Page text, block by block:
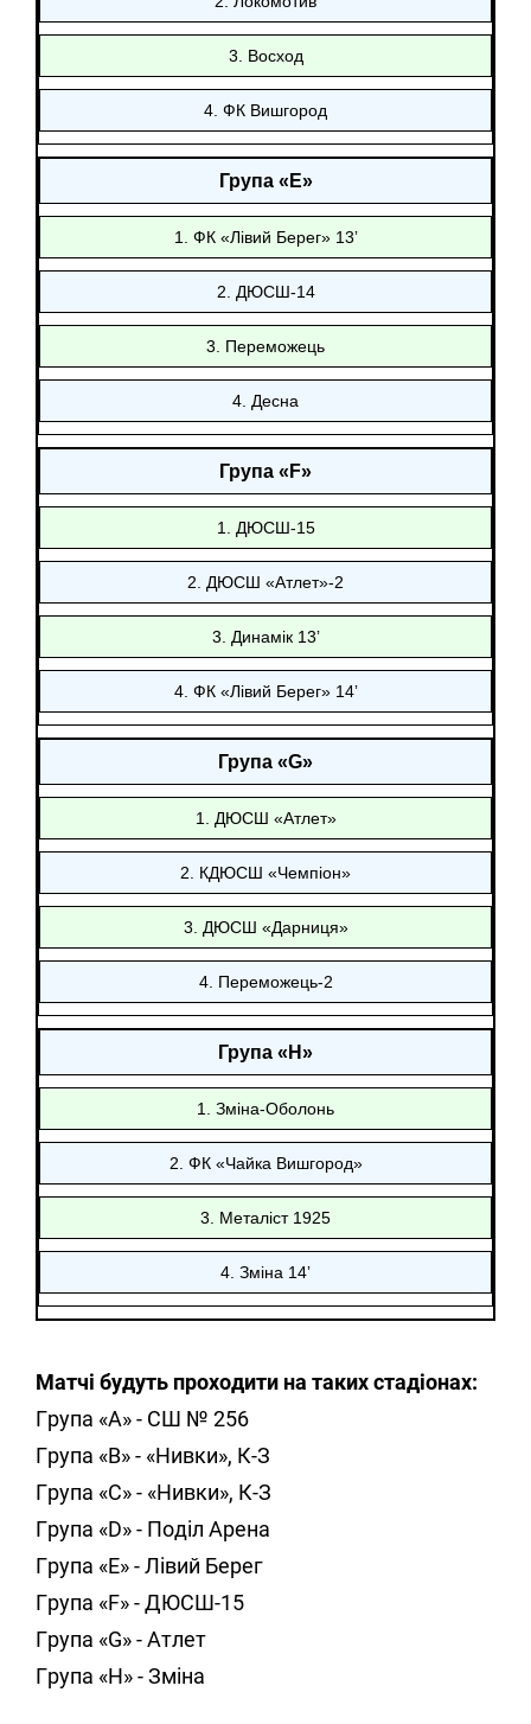
3. Восход
4. ФК Вишгород
Група «E»
1. ФК «Лівий Берег» 13ʼ
2. ДЮСШ-14
3. Переможець
4. Десна
Група «F»
1. ДЮСШ-15
2. ДЮСШ «Атлет»-2
3. Динамік 13ʼ
4. ФК «Лівий Берег» 14ʼ
Група «G»
1. ДЮСШ «Атлет»
2. КДЮСШ «Чемпіон»
3. ДЮСШ «Дарниця»
4. Переможець-2
Група «Н»
1. Зміна-Оболонь
2. ФК «Чайка Вишгород»
3. Металіст 1925
4. Зміна 14ʼ
Матчі будуть проходити на таких стадіонах:
Група «А» - СШ № 256
Група «В» - «Нивки», К-З
Група «С» - «Нивки», К-З
Група «D» - Поділ Арена
Група «E» - Лівий Берег
Група «F» - ДЮСШ-15
Група «G» - Атлет
Група «Н» - Зміна